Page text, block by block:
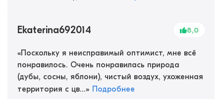
Ekaterina692014 8,0
«Поскольку я неисправимый оптимист, мне всё
понравилось. Очень понравилась природа
(дубы, сосны, яблони), чистый воздух, ухоженная
территория с цв...» Подробнее